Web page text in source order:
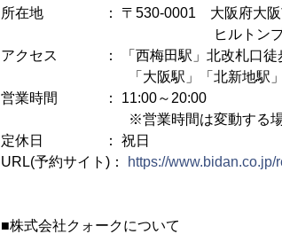
所在地 ： 〒530-0001 大阪府大阪市
ヒルトンプラザ ウエ
アクセス ： 「西梅田駅」北改札口徒
「大阪駅」「北新地駅」徒歩2
営業時間 ： 11:00～20:00
※営業時間は変動する場合が
定休日 ： 祝日
URL(予約サイト)：
https://www.bidan.co.jp/
■株式会社クォークについて